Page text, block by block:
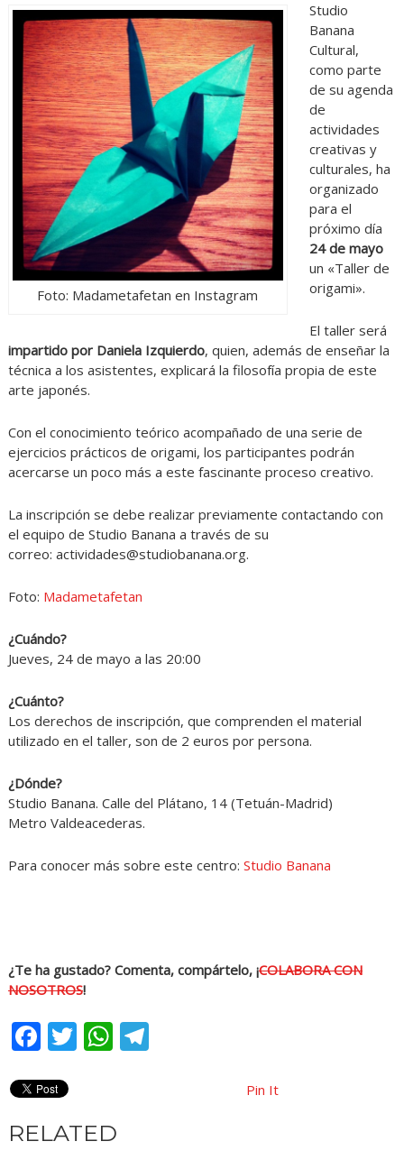
Foto: Madametafetan en Instagram
Studio
Banana
Cultural,
como parte
de su agenda
de
actividades
creativas y
culturales, ha
organizado
para el
próximo día
24 de mayo
un «Taller de
origami».
El taller será
impartido por Daniela Izquierdo, quien, además de enseñar la
técnica a los asistentes, explicará la filosofía propia de este
arte japonés.
Con el conocimiento teórico acompañado de una serie de
ejercicios prácticos de origami, los participantes podrán
acercarse un poco más a este fascinante proceso creativo.
La inscripción se debe realizar previamente contactando con
el equipo de Studio Banana a través de su
correo: actividades@studiobanana.org.
Foto: Madametafetan
¿Cuándo?
Jueves, 24 de mayo a las 20:00
¿Cuánto?
Los derechos de inscripción, que comprenden el material
utilizado en el taller, son de 2 euros por persona.
¿Dónde?
Studio Banana. Calle del Plátano, 14 (Tetuán-Madrid)
Metro Valdeacederas.
Para conocer más sobre este centro: Studio Banana
¿Te ha gustado? Comenta, compártelo, ¡COLABORA CON
NOSOTROS!
Facebook
Twitter
WhatsApp
Telegram
Pin It
RELATED